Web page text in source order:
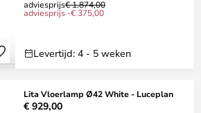
adviesprijs€ 1.874,00
adviesprijs -€ 375,00
Levertijd: 4 - 5 weken
Lita Vloerlamp Ø42 White - Luceplan
€ 929,00